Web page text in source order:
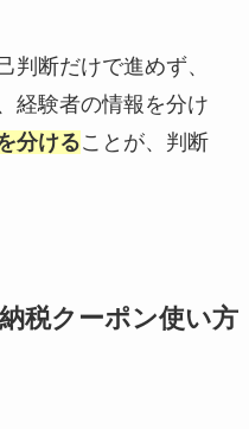
判断だけで進めず、
経験者の情報を分け
分けることが、判断
税クーポン使い方